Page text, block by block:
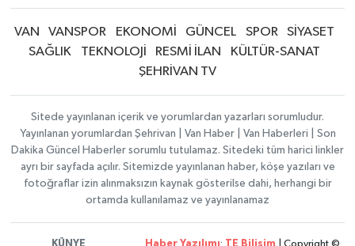
VAN VANSPOR EKONOMİ GÜNCEL SPOR
SİYASET
SAĞLIK
TEKNOLOJİ RESMİ İLAN
KÜLTÜR-SANAT
ŞEHRİVAN TV
Sitede yayınlanan içerik ve yorumlardan yazarları sorumludur.
Yayınlanan yorumlardan Şehrivan | Van Haber | Van Haberleri | Son
Dakika Güncel Haberler sorumlu tutulamaz. Sitedeki tüm harici linkler
ayrı bir sayfada açılır. Sitemizde yayınlanan haber, köşe yazıları ve
fotoğraflar izin alınmaksızın kaynak gösterilse dahi, herhangi bir
ortamda kullanılamaz ve yayınlanamaz